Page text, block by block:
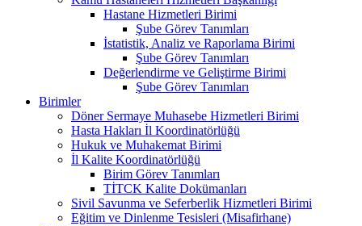
Hastane Hizmetleri Birimi
Şube Görev Tanımları
İstatistik, Analiz ve Raporlama Birimi
Şube Görev Tanımları
Değerlendirme ve Geliştirme Birimi
Şube Görev Tanımları
Birimler
Döner Sermaye Muhasebe Hizmetleri Birimi
Hasta Hakları İl Koordinatörlüğü
Hukuk ve Muhakemat Birimi
İl Kalite Koordinatörlüğü
Birim Görev Tanımları
TİTCK Kalite Dokümanları
Sivil Savunma ve Seferberlik Hizmetleri Birimi
Eğitim ve Dinlenme Tesisleri (Misafirhane)